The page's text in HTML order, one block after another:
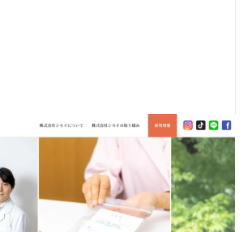
情報が分散し、サービス内容や魅力が伝わり
いたため、全体を整理し利用者視点で再構
ごとに情報を集約し、目的のページへスムー
を設計しました。さらに採用ページを新設
応。加えて定期的な保守管理を行い、常に最
環境を整備。結果として利便性が向上し、問